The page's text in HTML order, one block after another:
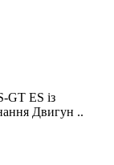
GT ES із
Двигун ..